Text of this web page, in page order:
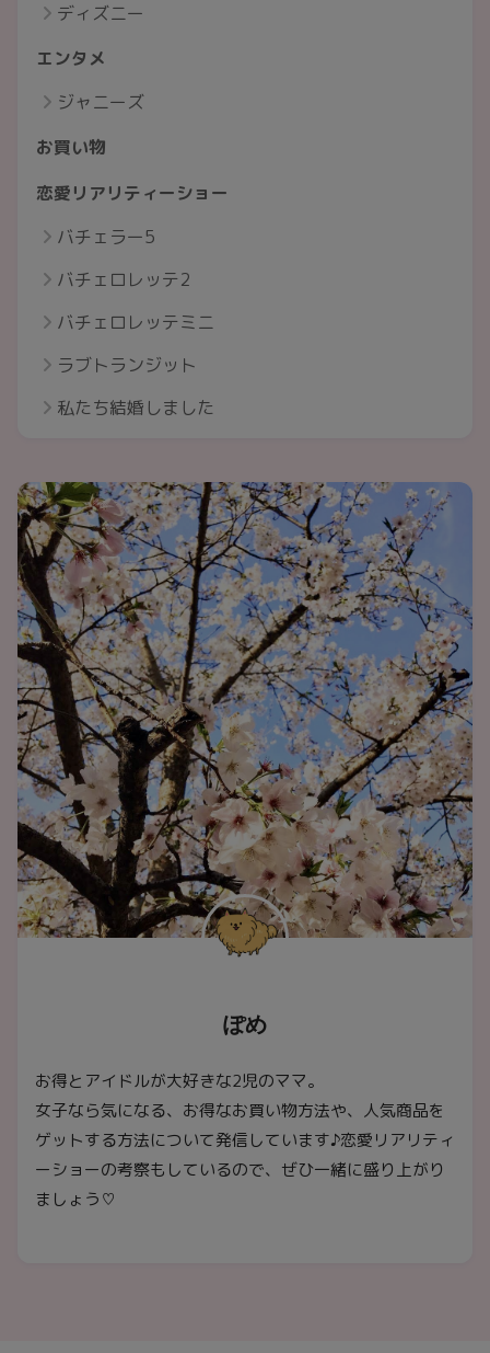
ディズニー
エンタメ
ジャニーズ
お買い物
恋愛リアリティーショー
バチェラー5
バチェロレッテ2
バチェロレッテミニ
ラブトランジット
私たち結婚しました
ぽめ
お得とアイドルが大好きな2児のママ。
女子なら気になる、お得なお買い物方法や、人気商品を
ゲットする方法について発信しています♪恋愛リアリティ
ーショーの考察もしているので、ぜひ一緒に盛り上がり
ましょう♡